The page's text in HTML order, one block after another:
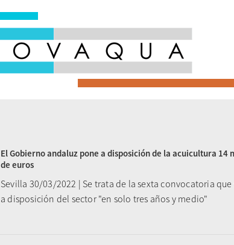
El Gobierno andaluz pone a disposición de la acuicultura 14
de euros
Sevilla 30/03/2022 | Se trata de la sexta convocatoria que
a disposición del sector "en solo tres años y medio"